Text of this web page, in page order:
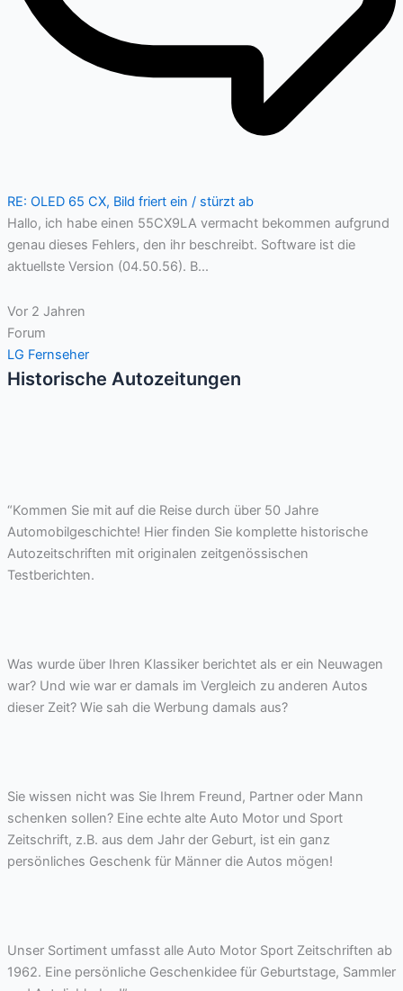
RE: OLED 65 CX, Bild friert ein / stürzt ab
Hallo, ich habe einen 55CX9LA vermacht bekommen aufgrund
genau dieses Fehlers, den ihr beschreibt. Software ist die
aktuellste Version (04.50.56). B...
Vor 2 Jahren
Forum
LG Fernseher
Historische Autozeitungen
“Kommen Sie mit auf die Reise durch über 50 Jahre
Automobilgeschichte! Hier finden Sie komplette historische
Autozeitschriften mit originalen zeitgenössischen
Testberichten.
Was wurde über Ihren Klassiker berichtet als er ein Neuwagen
war? Und wie war er damals im Vergleich zu anderen Autos
dieser Zeit? Wie sah die Werbung damals aus?
Sie wissen nicht was Sie Ihrem Freund, Partner oder Mann
schenken sollen? Eine echte alte Auto Motor und Sport
Zeitschrift, z.B. aus dem Jahr der Geburt, ist ein ganz
persönliches Geschenk für Männer die Autos mögen!
Unser Sortiment umfasst alle Auto Motor Sport Zeitschriften ab
1962. Eine persönliche Geschenkidee für Geburtstage, Sammler